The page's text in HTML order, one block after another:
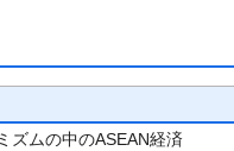
ズムの中のASEAN経済